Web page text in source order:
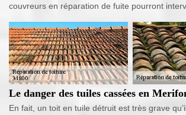
couvreurs en réparation de fuite pourront
Le danger des tuiles cassées en
En fait, un toit en tuile détruit est très grave